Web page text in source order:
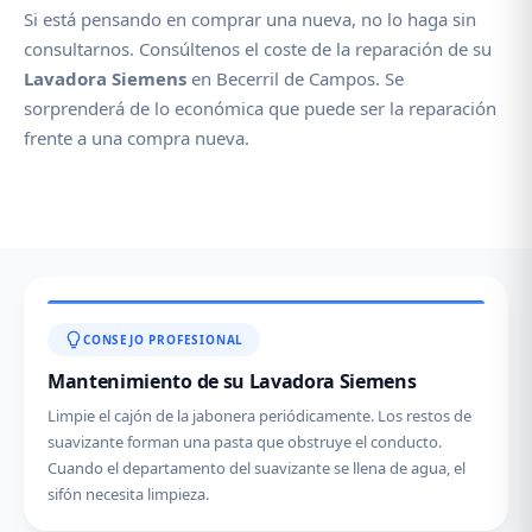
Si está pensando en comprar una nueva, no lo haga sin
consultarnos. Consúltenos el coste de la reparación de su
Lavadora Siemens en Becerril de Campos. Se
sorprenderá de lo económica que puede ser la reparación
frente a una compra nueva.
CONSEJO PROFESIONAL
Mantenimiento de su Lavadora Siemens
Limpie el cajón de la jabonera periódicamente. Los restos de
suavizante forman una pasta que obstruye el conducto.
Cuando el departamento del suavizante se llena de agua, el
sifón necesita limpieza.